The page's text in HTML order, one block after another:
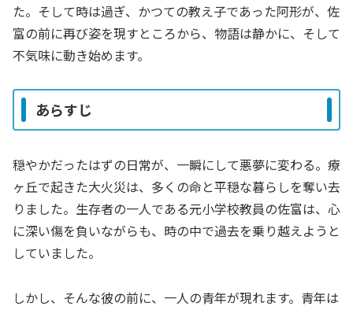
た。そして時は過ぎ、かつての教え子であった阿形が、佐
富の前に再び姿を現すところから、物語は静かに、そして
不気味に動き始めます。
あらすじ
穏やかだったはずの日常が、一瞬にして悪夢に変わる。療
ヶ丘で起きた大火災は、多くの命と平穏な暮らしを奪い去
りました。生存者の一人である元小学校教員の佐富は、心
に深い傷を負いながらも、時の中で過去を乗り越えようと
していました。
しかし、そんな彼の前に、一人の青年が現れます。青年は